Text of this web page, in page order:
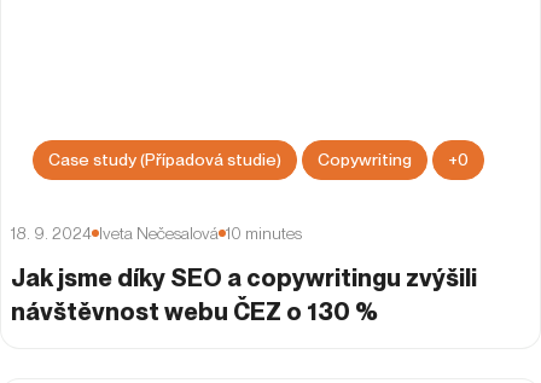
18. 9. 2024 Iveta Nečesalová 10 minutes
Jak jsme díky SEO a copywritingu zvýšili
návštěvnost webu ČEZ o 130 %
Case study (Případová studie) Copywriting +0